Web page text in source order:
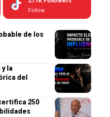
Follow
de los
la
del
250